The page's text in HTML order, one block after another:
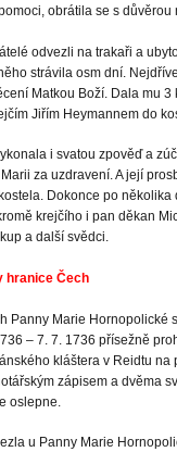
obrátila se s
odvezli na trakaři a
strávila osm dní.
Matkou Boží. Dala mu
Jiřím Heymannem do
i svatou zpověď a
za uzdravení. A její
Dokonce po několika
krejčího i pan děkan
a další svědci.
hranice Čech
Panny Marie Hornopolické
– 7. 7. 1736 přísežně
kláštera v Reidtu
zápisem a dvěma
oslepne.
u Panny Marie